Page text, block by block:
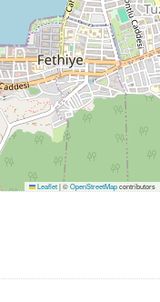
Leaflet|©OpenStreetMapcontributors